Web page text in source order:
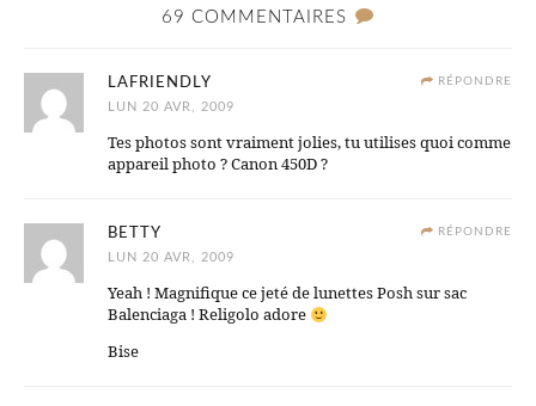
69 COMMENTAIRES
RÉPONDRE
LAFRIENDLY
LUN 20 AVR, 2009
Tes photos sont vraiment jolies, tu utilises quoi comme
appareil photo ? Canon 450D ?
RÉPONDRE
BETTY
LUN 20 AVR, 2009
Yeah ! Magnifique ce jeté de lunettes Posh sur sac
Balenciaga ! Religolo adore
Bise